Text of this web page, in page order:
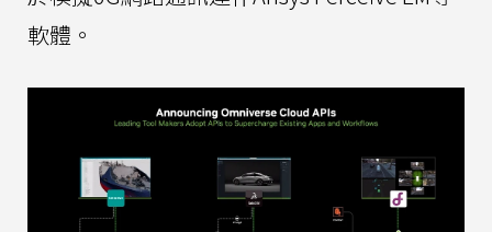
軟體。